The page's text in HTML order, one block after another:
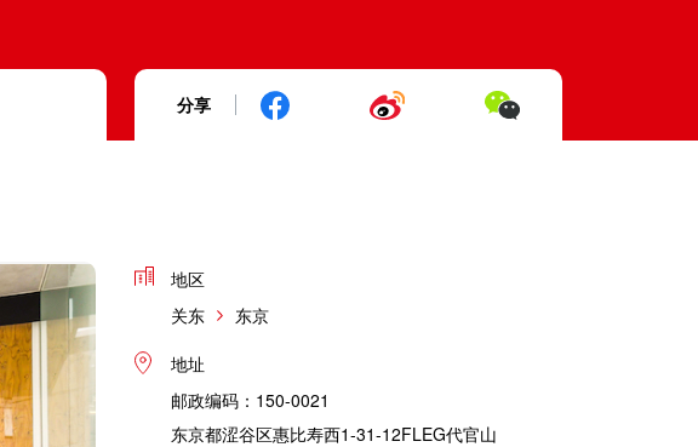
分享
地区
关东
东京
地址
邮政编码：150-0021
东京都涩谷区惠比寿西1-31-12FLEG代官山